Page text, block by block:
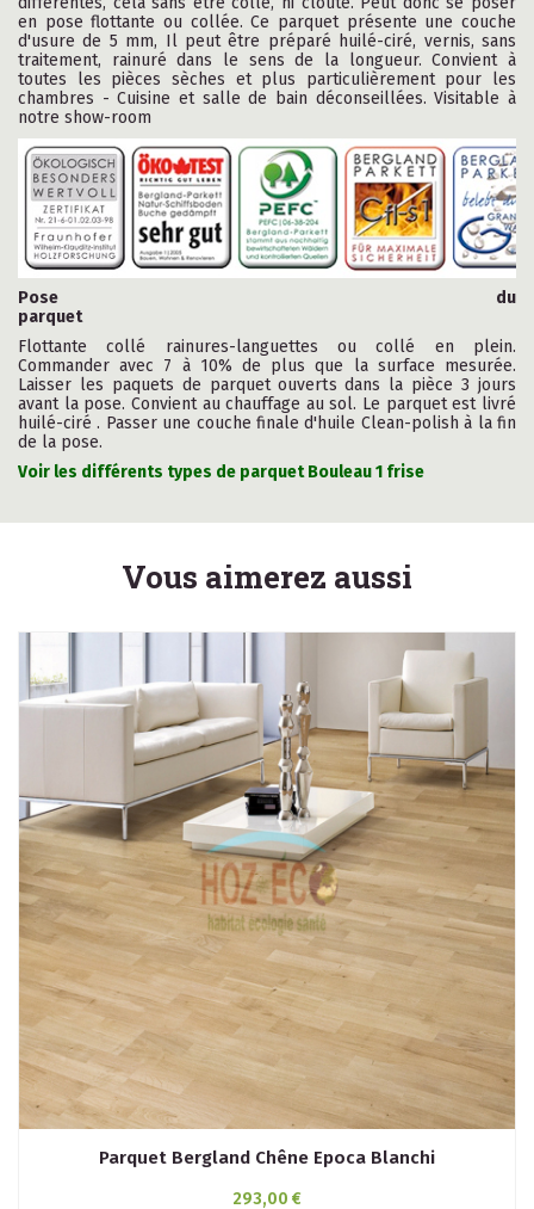
en pose flottante ou collée. Ce parquet présente une couche
d'usure de 5 mm, Il peut être préparé huilé-ciré, vernis, sans
traitement, rainuré dans le sens de la longueur. Convient à
toutes les pièces sèches et plus particulièrement pour les
chambres - Cuisine et salle de bain déconseillées. Visitable à
notre show-room
Pose du
parquet
Flottante collé rainures-languettes ou collé en plein.
Commander avec 7 à 10% de plus que la surface mesurée.
Laisser les paquets de parquet ouverts dans la pièce 3 jours
avant la pose. Convient au chauffage au sol. Le parquet est livré
huilé-ciré . Passer une couche finale d'huile Clean-polish à la fin
de la pose.
Voir les différents types de parquet Bouleau 1 frise
Vous aimerez aussi
Parquet Bergland Chêne Epoca Blanchi
293,00 €